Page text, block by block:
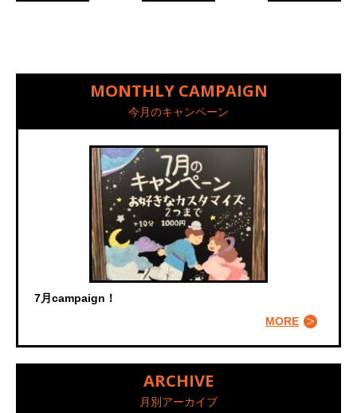
MONTHLY CAMPAIGN
今月のキャンペーン
7月campaign！
MORE
ARCHIVE
月別アーカイブ